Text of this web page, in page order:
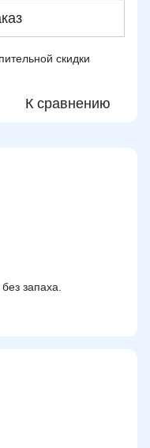
скидки
К сравнению
запаха.